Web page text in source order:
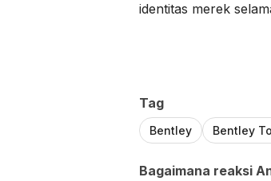
identitas merek
Tag
Bentley Bentley
Bagaimana reaksi